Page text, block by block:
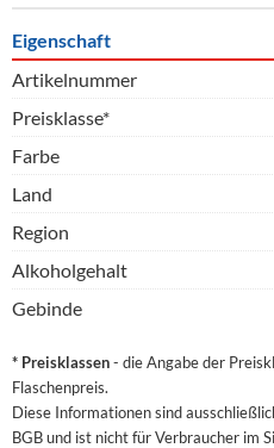
Eigenschaft
Artikelnummer
Preisklasse*
Farbe
Land
Region
Alkoholgehalt
Gebinde
* Preisklassen- die Angabe der
Flaschenpreis.
Diese Informationen sind
BGB und ist nicht für Verbraucher im